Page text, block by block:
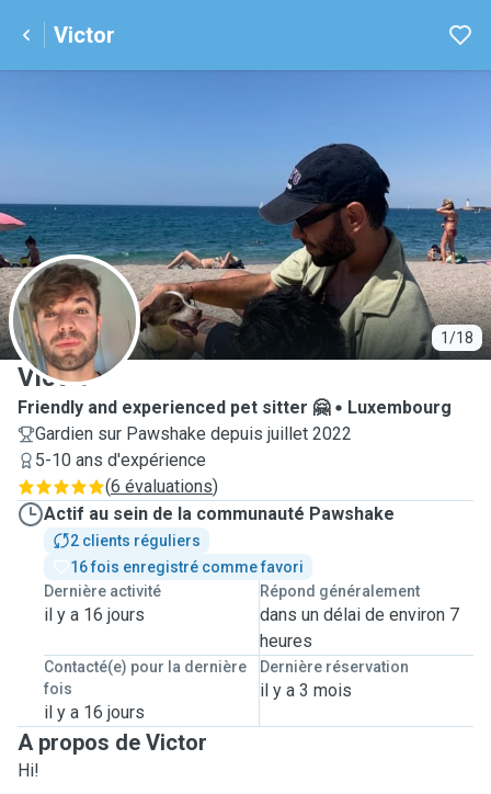
Victor
1/18
V
Victor
Friendly and experienced pet sitter 🤗
Luxembourg
Gardien sur Pawshake depuis juillet 2022
5-10 ans d'expérience
(6 évaluations)
Actif au sein de la communauté Pawshake
2 clients réguliers
16 fois enregistré comme favori
Dernière activité
il y a 16 jours
Répond généralement
dans un délai de environ 7
heures
Contacté(e) pour la dernière
fois
il y a 16 jours
Dernière réservation
il y a 3 mois
A propos de Victor
Hi!